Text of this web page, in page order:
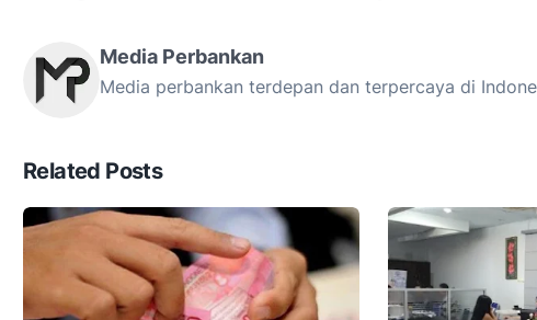
Media Perbankan
Media perbankan terdepan dan terpercaya di
Related Posts